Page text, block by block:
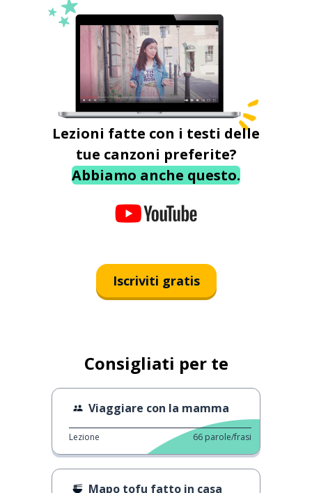
Lezioni fatte con i testi delle
tue canzoni preferite?
Abbiamo anche questo.
Iscriviti gratis
Consigliati per te
Viaggiare con la mamma
Lezione 66 parole/frasi
Mapo tofu fatto in casa